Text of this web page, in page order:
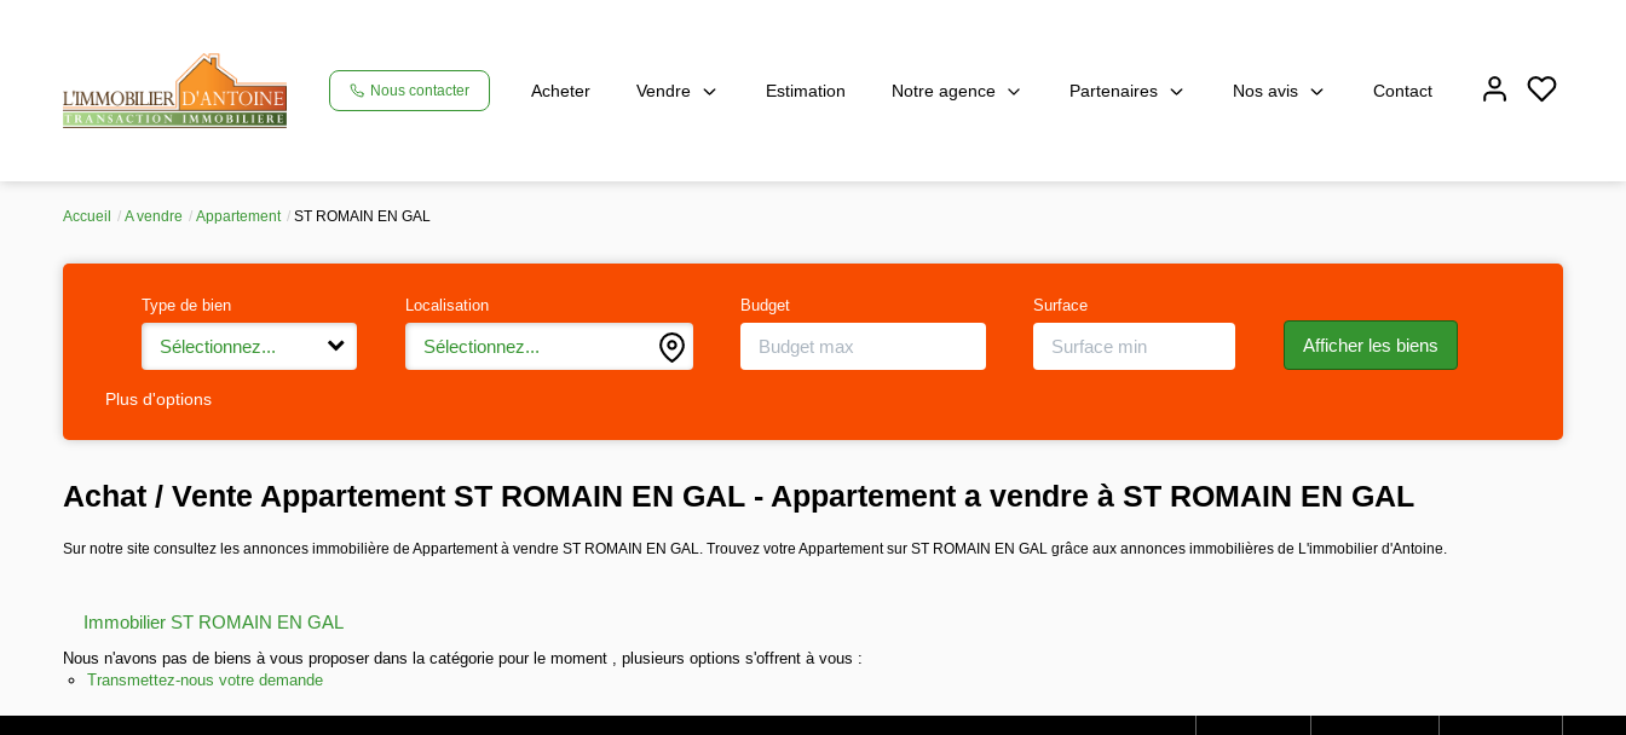
Nous contacter Acheter Vendre Estimation Notre agence Partenaires Nos avis Contact
Accueil A vendre Appartement ST ROMAIN EN GAL
Type de bien
Sélectionnez...
Localisation
Sélectionnez...
Budget Surface
Plus d'options
Achat / Vente Appartement ST ROMAIN EN GAL - Appartement a vendre à ST ROMAIN EN GAL
Sur notre site consultez les annonces immobilière de Appartement à vendre ST ROMAIN EN GAL. Trouvez votre Appartement sur ST ROMAIN EN GAL grâce aux annonces immobilières de L'immobilier d'Antoine.
Immobilier ST ROMAIN EN GAL
Nous n'avons pas de biens à vous proposer dans la catégorie pour le moment , plusieurs options s'offrent à vous :
Transmettez-nous votre demande